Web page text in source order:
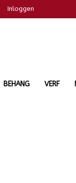
Inloggen
BEHANG VERF